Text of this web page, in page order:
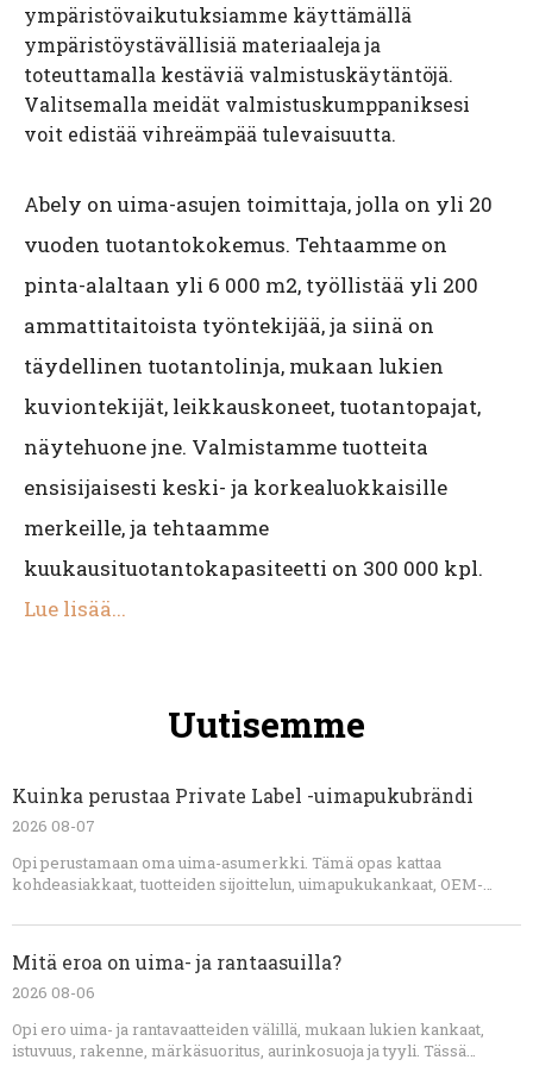
ympäristövaikutuksiamme käyttämällä
ympäristöystävällisiä materiaaleja ja
toteuttamalla kestäviä valmistuskäytäntöjä.
Valitsemalla meidät valmistuskumppaniksesi
voit edistää vihreämpää tulevaisuutta.
Abely on uima-asujen toimittaja, jolla on yli 20
vuoden tuotantokokemus. Tehtaamme on
pinta-alaltaan yli 6 000 m2, työllistää yli 200
ammattitaitoista työntekijää, ja siinä on
täydellinen tuotantolinja, mukaan lukien
kuviontekijät, leikkauskoneet, tuotantopajat,
näytehuone jne. Valmistamme tuotteita
ensisijaisesti keski- ja korkealuokkaisille
merkeille, ja tehtaamme
kuukausituotantokapasiteetti on 300 000 kpl.
Lue lisää...
Uutisemme
Kuinka perustaa Private Label -uimapukubrändi
2026 08-07
Opi perustamaan oma uima-asumerkki. Tämä opas kattaa
kohdeasiakkaat, tuotteiden sijoittelun, uimapukukankaat, OEM-
pakkaamisen, laadunvalvonnan, markkinoinnin ja lanseerauksen
Mitä eroa on uima- ja rantaasuilla?
2026 08-06
Opi ero uima- ja rantavaatteiden välillä, mukaan lukien kankaat,
istuvuus, rakenne, märkäsuoritus, aurinkosuoja ja tyyli. Tässä